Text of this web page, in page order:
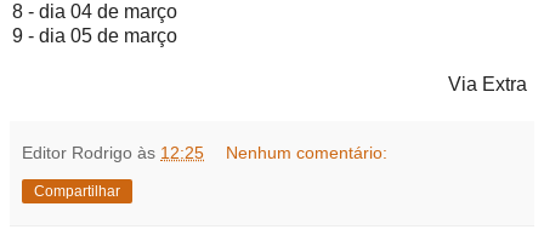
8 - dia 04 de março
9 - dia 05 de março
Via Extra
Editor Rodrigo às 12:25 Nenhum comentário:
Compartilhar